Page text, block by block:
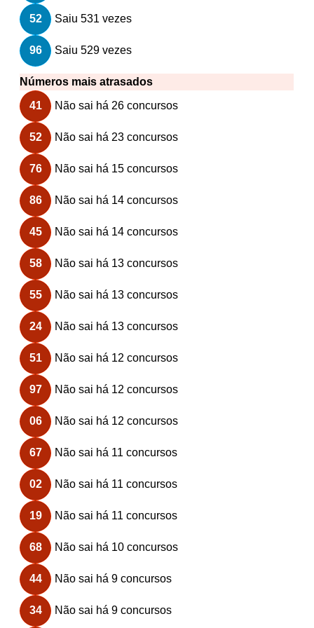
52 Saiu 531 vezes
96 Saiu 529 vezes
Números mais atrasados
41
Não sai há 26 concursos
52 Não sai há 23 concursos
76 Não sai há 15 concursos
86 Não sai há 14 concursos
45 Não sai há 14 concursos
58 Não sai há 13 concursos
55 Não sai há 13 concursos
24 Não sai há 13 concursos
51 Não sai há 12 concursos
97 Não sai há 12 concursos
06 Não sai há 12 concursos
67 Não sai há 11 concursos
02 Não sai há 11 concursos
19 Não sai há 11 concursos
68 Não sai há 10 concursos
44 Não sai há 9 concursos
34 Não sai há 9 concursos